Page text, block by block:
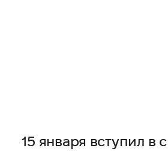
15 января вступил